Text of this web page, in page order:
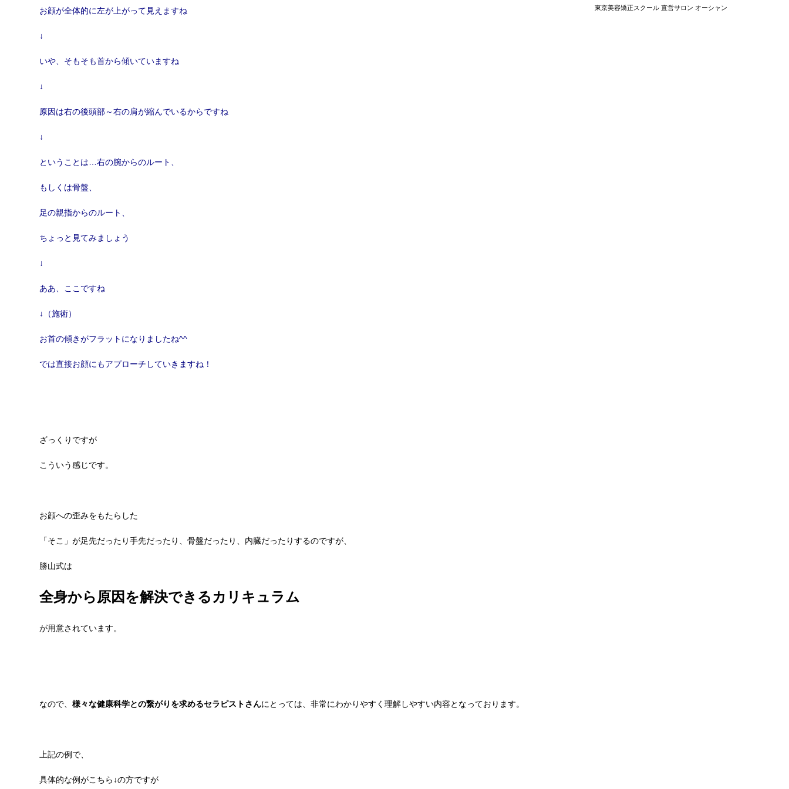
お顔が全体的に左が上がって見えますね
↓
いや、そもそも首から傾いていますね
↓
原因は右の後頭部～右の肩が縮んでいるからですね
↓
ということは…右の腕からのルート、
もしくは骨盤、
足の親指からのルート、
ちょっと見てみましょう
↓
ああ、ここですね
↓（施術）
お首の傾きがフラットになりましたね^^
では直接お顔にもアプローチしていきますね！
ざっくりですが
こういう感じです。
お顔への歪みをもたらした
「そこ」が足先だったり手先だったり、骨盤だったり、内臓だったりするのですが、
勝山式は
全身から原因を解決できるカリキュラム
が用意されています。
なので、様々な健康科学との繋がりを求めるセラピストさんにとっては、非常にわかりやすく理解しやすい内容となっております。
上記の例で、
具体的な例がこちら↓の方ですが
東京美容矯正スクール 直営サロン オーシャン